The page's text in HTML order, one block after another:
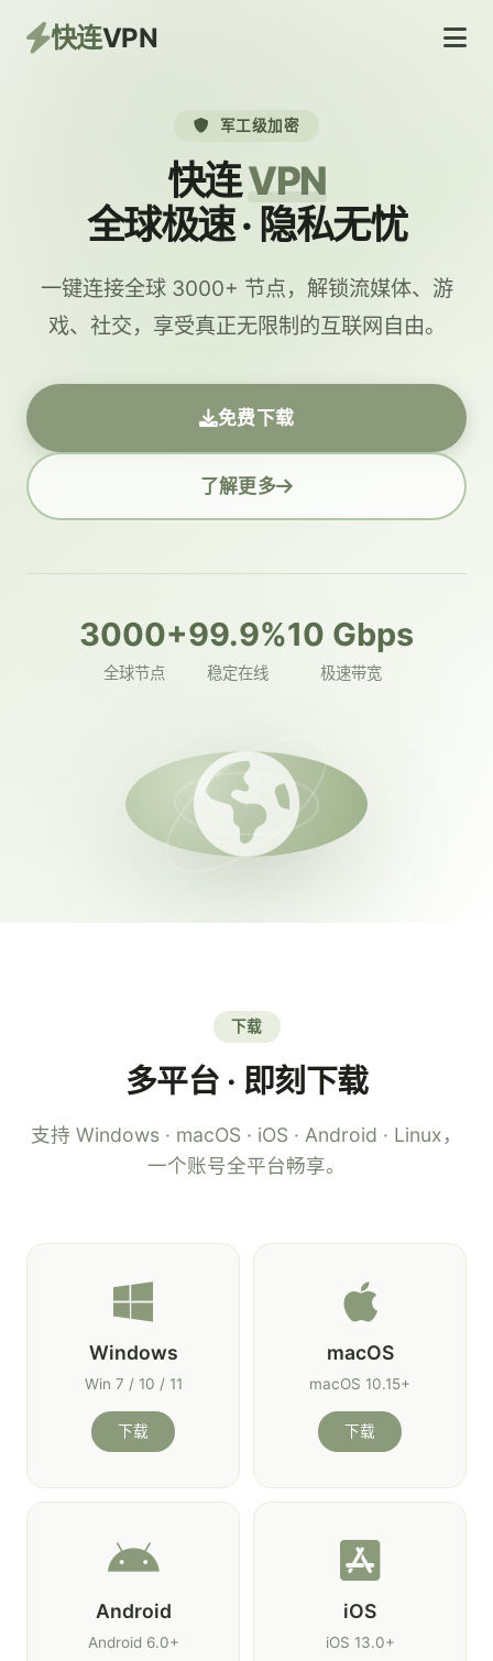
快连VPN
军工级加密
快连VPN
全球极速 · 隐私无忧
一键连接全球 3000+ 节点，解锁流媒体、游
戏、社交，享受真正无限制的互联网自由。
免费下载
了解更多
3000+
全球节点
99.9%
稳定在线
10 Gbps
极速带宽
下载
多平台 · 即刻下载
支持 Windows · macOS · iOS · Android · Linux，
一个账号全平台畅享。
Windows
Win 7 / 10 / 11
下载
macOS
macOS 10.15+
下载
Android
Android 6.0+
iOS
iOS 13.0+